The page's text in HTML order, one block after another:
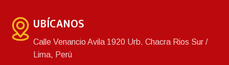
UBÍCANOS
Calle Venancio Avila 1920 Urb. Chacra Rios Sur /
Lima, Perú